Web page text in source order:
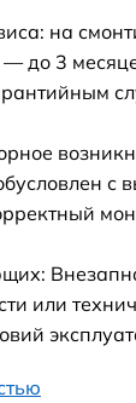
на
до 3
с
или